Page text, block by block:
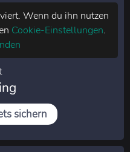
Wenn du ihn nutzen
Cookie-Einstellungen.
sichern